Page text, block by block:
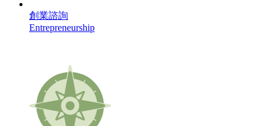
創業諮詢
Entrepreneurship